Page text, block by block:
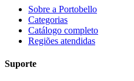
Sobre a Portobello
Categorias
Catálogo completo
Regiões atendidas
Suporte